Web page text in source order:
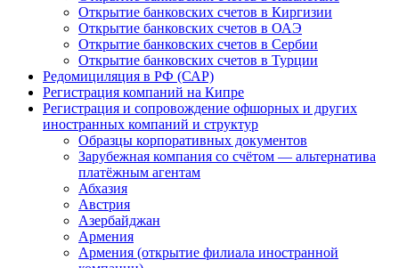
Открытие банковских счетов в Киргизии
Открытие банковских счетов в ОАЭ
Открытие банковских счетов в Сербии
Открытие банковских счетов в Турции
Редомициляция в РФ (САР)
Регистрация компаний на Кипре
Регистрация и сопровождение офшорных и других
иностранных компаний и структур
Образцы корпоративных документов
Зарубежная компания со счётом — альтернатива
платёжным агентам
Абхазия
Австрия
Азербайджан
Армения
Армения (открытие филиала иностранной